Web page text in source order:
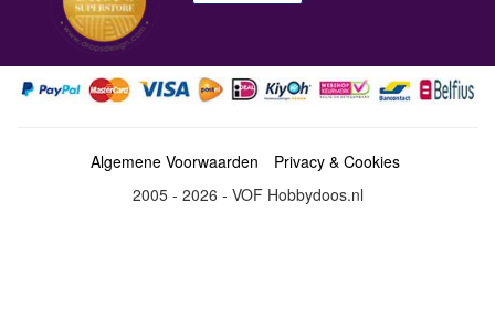
Algemene Voorwaarden
Privacy & Cookies
2005 - 2026 - VOF Hobbydoos.nl